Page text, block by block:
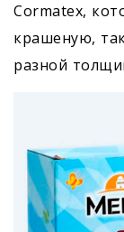
Cormatex,
крашеную,
разной